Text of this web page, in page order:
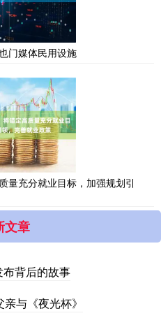
门媒体民用设施
量充分就业目标，加强规划引
文章
布背后的故事
与《夜光杯》